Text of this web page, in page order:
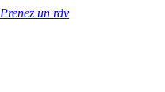
Prenez un rdv